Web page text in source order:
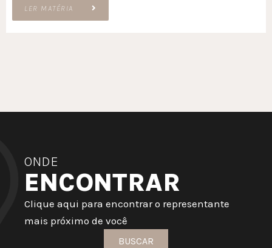
LER MATÉRIA
ONDE
ENCONTRAR
Clique aqui para encontrar o representante
mais próximo de você
BUSCAR